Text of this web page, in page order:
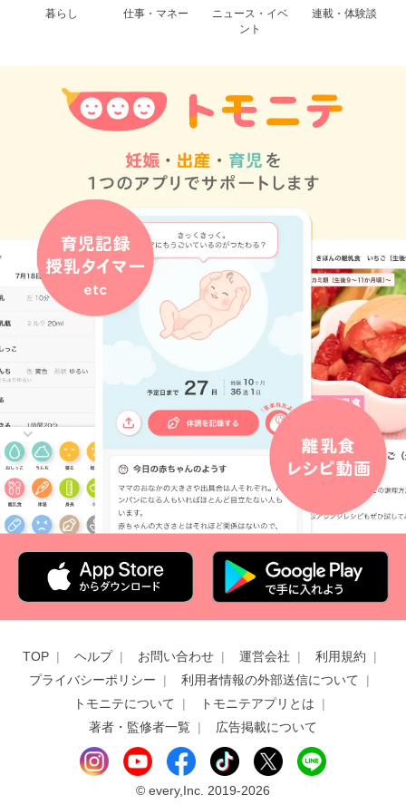
暮らし 仕事・マネー
ニュース・イベ
ント
連載・体験談
TOP ヘルプ お問い合わせ 運営会社
利用規約
プライバシーポリシー
利用者情報の外部送信について
トモニテについて
トモニテアプリとは
著者・監修者一覧
広告掲載について
© every,Inc. 2019-2026